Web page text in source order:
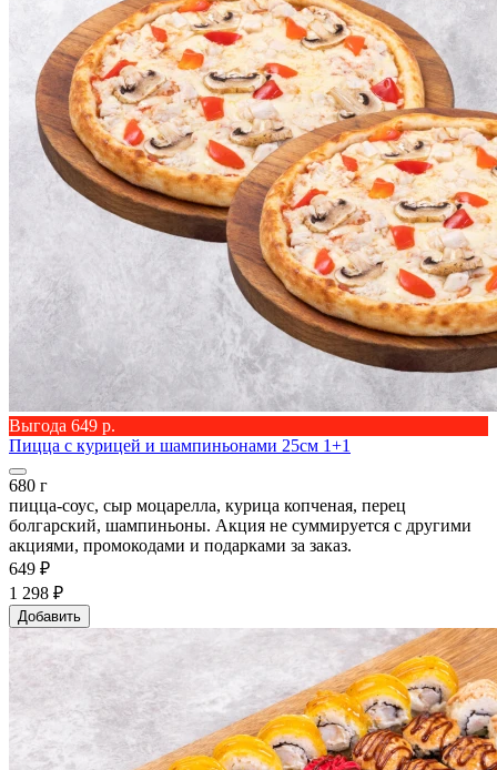
Выгода 649 р.
Пицца с курицей и шампиньонами 25см 1+1
680 г
пицца-соус, сыр моцарелла, курица копченая, перец
болгарский, шампиньоны. Акция не суммируется с другими
акциями, промокодами и подарками за заказ.
649 ₽
1 298 ₽
Добавить